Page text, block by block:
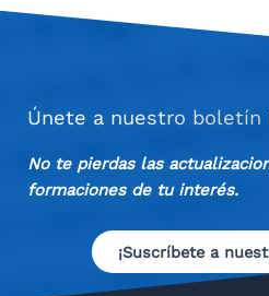
Únete a nuestro boletín
No te pierdas las
formaciones de tu interés.
¡Suscríbete a